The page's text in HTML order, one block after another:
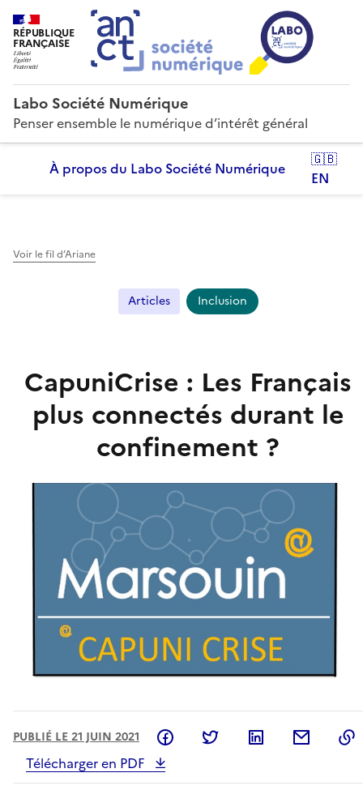
RÉPUBLIQUE
FRANÇAISE
Labo Société Numérique
Penser ensemble le numérique d’intérêt général
À propos du Labo Société Numérique
🇬🇧
EN
Voir le fil d’Ariane
Articles Inclusion
CapuniCrise : Les Français
plus connectés durant le
confinement ?
PUBLIÉ LE 21 JUIN 2021 Partager sur Facebook
Partager sur Twitter
Partager sur
Télécharger en PDF